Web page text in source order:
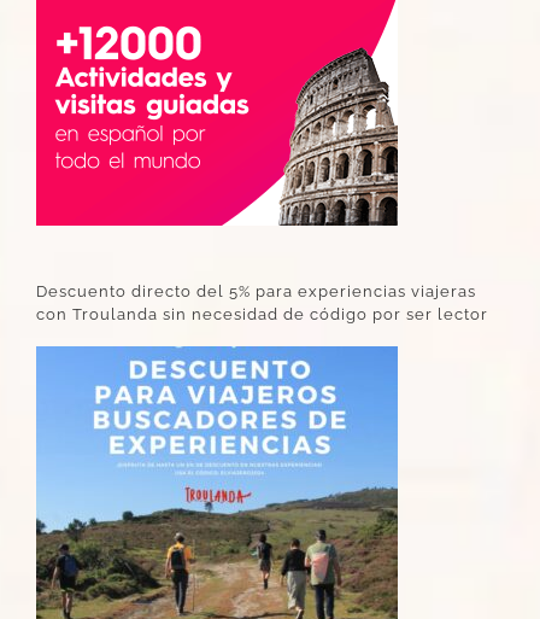
Descuento directo del 5% para experiencias viajeras
con Troulanda sin necesidad de código por ser lector